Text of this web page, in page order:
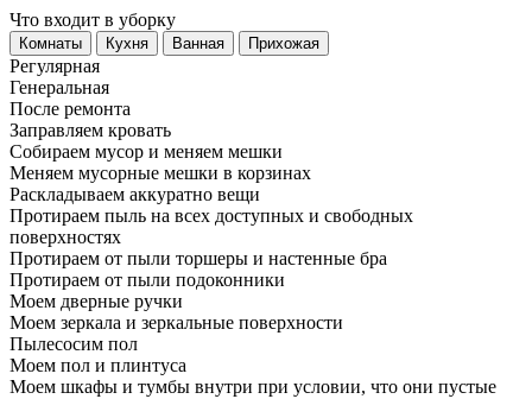
Что входит в уборку
Регу­лярная
Гене­ральная
После ремонта
Заправляем кровать
Собираем мусор и меняем мешки
Меняем мусорные мешки в корзинах
Раскладываем аккуратно вещи
Протираем пыль на всех доступных и свободных
поверхностях
Протираем от пыли торшеры и настенные бра
Протираем от пыли подоконники
Моем дверные ручки
Моем зеркала и зеркальные поверхности
Пылесосим пол
Моем пол и плинтуса
Моем шкафы и тумбы внутри при условии, что они пустые